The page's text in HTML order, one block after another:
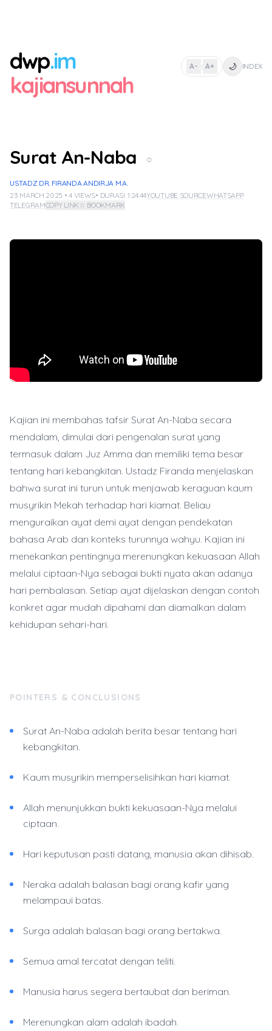
dwp.im
kajiansunnah
A- | A+ 🌙 INDEX
Surat An-Naba ○
USTADZ DR. FIRANDA ANDIRJA M.A.
23 MARCH 2025 • 4 VIEWS• DURASI: 1:24:44YOUTUBE SOURCEWHATSAPP
TELEGRAMCOPY LINK☆ BOOKMARK
Kajian ini membahas tafsir Surat An-Naba secara
mendalam, dimulai dari pengenalan surat yang
termasuk dalam Juz Amma dan memiliki tema besar
tentang hari kebangkitan. Ustadz Firanda menjelaskan
bahwa surat ini turun untuk menjawab keraguan kaum
musyrikin Mekah terhadap hari kiamat. Beliau
menguraikan ayat demi ayat dengan pendekatan
bahasa Arab dan konteks turunnya wahyu. Kajian ini
menekankan pentingnya merenungkan kekuasaan Allah
melalui ciptaan-Nya sebagai bukti nyata akan adanya
hari pembalasan. Setiap ayat dijelaskan dengan contoh
konkret agar mudah dipahami dan diamalkan dalam
kehidupan sehari-hari.
POINTERS & CONCLUSIONS
Surat An-Naba adalah berita besar tentang hari
kebangkitan.
Kaum musyrikin memperselisihkan hari kiamat.
Allah menunjukkan bukti kekuasaan-Nya melalui
ciptaan.
Hari keputusan pasti datang, manusia akan dihisab.
Neraka adalah balasan bagi orang kafir yang
melampaui batas.
Surga adalah balasan bagi orang bertakwa.
Semua amal tercatat dengan teliti.
Manusia harus segera bertaubat dan beriman.
Merenungkan alam adalah ibadah.